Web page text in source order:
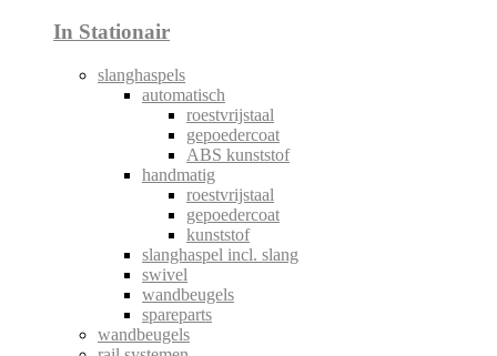
In Stationair
slanghaspels
automatisch
roestvrijstaal
gepoedercoat
ABS kunststof
handmatig
roestvrijstaal
gepoedercoat
kunststof
slanghaspel incl. slang
swivel
wandbeugels
spareparts
wandbeugels